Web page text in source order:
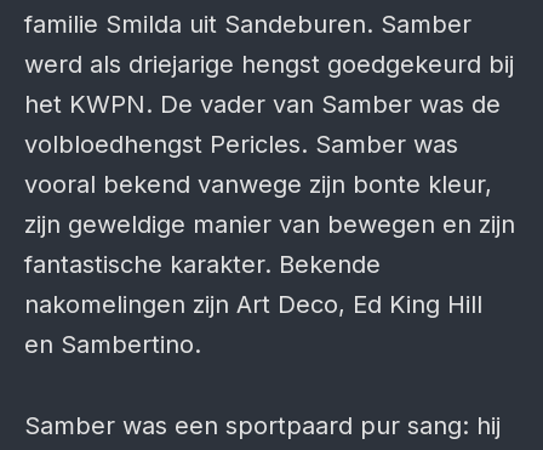
familie Smilda uit Sandeburen. Samber
werd als driejarige hengst goedgekeurd bij
het KWPN. De vader van Samber was de
volbloedhengst Pericles. Samber was
vooral bekend vanwege zijn bonte kleur,
zijn geweldige manier van bewegen en zijn
fantastische karakter. Bekende
nakomelingen zijn Art Deco, Ed King Hill
en Sambertino.
Samber was een sportpaard pur sang: hij